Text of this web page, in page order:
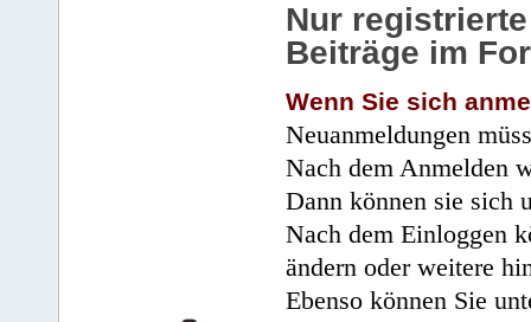
Nur
Beiträge im
Wenn Sie sich
Neuanmeldungen
Nach dem Anmelden
Dann können sie sich
Nach dem Einloggen
ändern oder weitere
Ebenso können Sie